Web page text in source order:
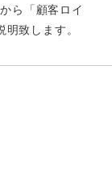
ら「顧客ロイ
致します。